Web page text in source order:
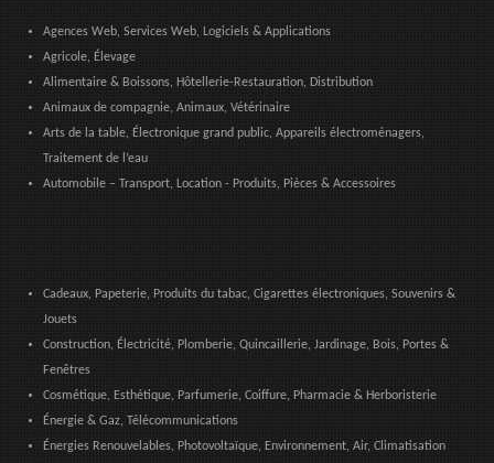
Agences Web, Services Web, Logiciels & Applications
Agricole, Élevage
Alimentaire & Boissons, Hôtellerie-Restauration, Distribution
Animaux de compagnie, Animaux, Vétérinaire
Arts de la table, Électronique grand public, Appareils électroménagers,
Traitement de l’eau
Automobile – Transport, Location - Produits, Pièces & Accessoires
Cadeaux, Papeterie, Produits du tabac, Cigarettes électroniques, Souvenirs &
Jouets
Construction, Électricité, Plomberie, Quincaillerie, Jardinage, Bois, Portes &
Fenêtres
Cosmétique, Esthétique, Parfumerie, Coiffure, Pharmacie & Herboristerie
Énergie & Gaz, Télécommunications
Énergies Renouvelables, Photovoltaïque, Environnement, Air, Climatisation